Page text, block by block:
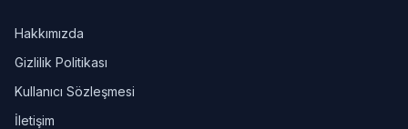
Hakkımızda
Gizlilik Politikası
Kullanıcı Sözleşmesi
İletişim